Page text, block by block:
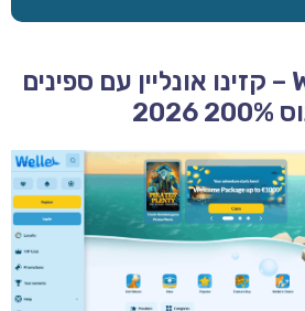
WELLE CASINO – קזינו אונליין עם ספינים